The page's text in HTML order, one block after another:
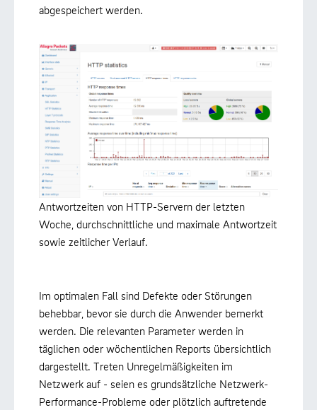
abgespeichert werden.
Antwortzeiten von HTTP-Servern der letzten
Woche, durchschnittliche und maximale Antwortzeit
sowie zeitlicher Verlauf.
Im optimalen Fall sind Defekte oder Störungen
behebbar, bevor sie durch die Anwender bemerkt
werden. Die relevanten Parameter werden in
täglichen oder wöchentlichen Reports übersichtlich
dargestellt. Treten Unregelmäßigkeiten im
Netzwerk auf - seien es grundsätzliche Netzwerk-
Performance-Probleme oder plötzlich auftretende